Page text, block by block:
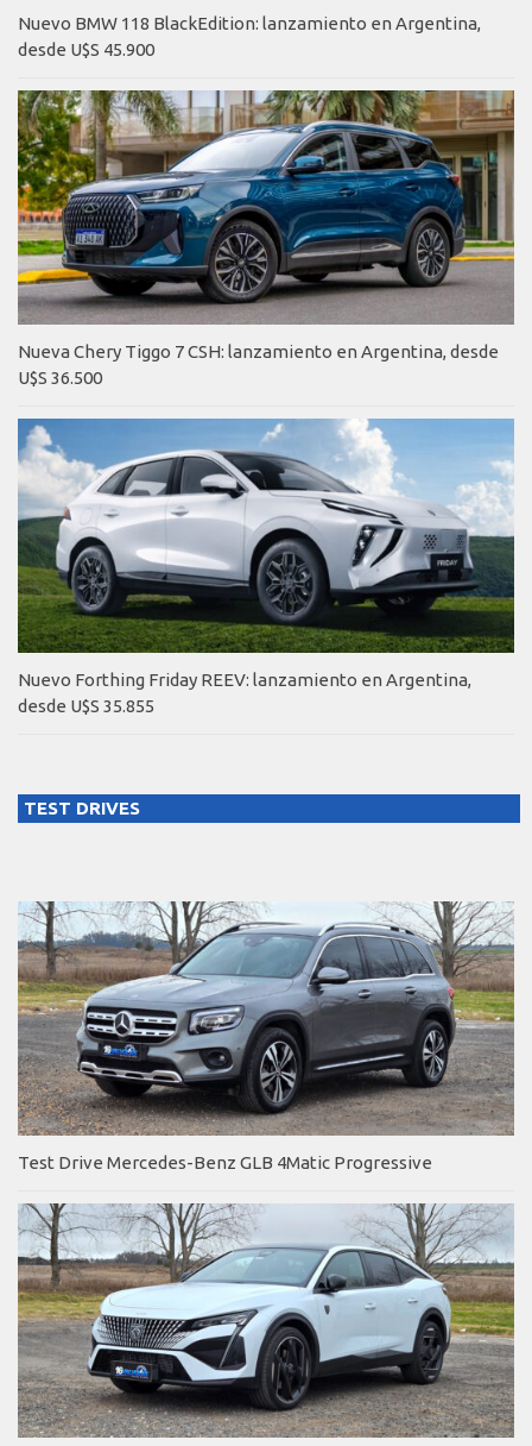
Nuevo BMW 118 BlackEdition: lanzamiento en Argentina,
desde U$S 45.900
Nueva Chery Tiggo 7 CSH: lanzamiento en Argentina, desde
U$S 36.500
Nuevo Forthing Friday REEV: lanzamiento en Argentina,
desde U$S 35.855
TEST DRIVES
Test Drive Mercedes-Benz GLB 4Matic Progressive